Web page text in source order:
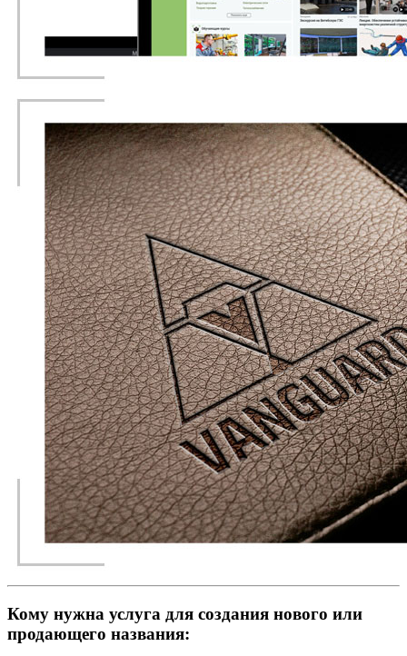
Кому нужна услуга для создания нового или
продающего названия: